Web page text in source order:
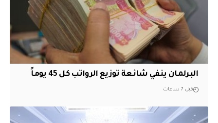
البرلمان ينفي شائعة توزيع الرواتب كل 45 يوماً
قبل 7 ساعات